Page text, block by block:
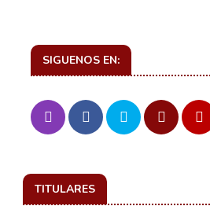
SIGUENOS EN:
TITULARES